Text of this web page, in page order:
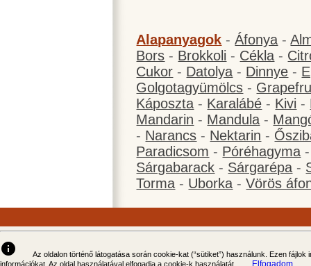
Alapanyagok -Áfonya -
Bors - Brokkoli - Cékla -
Cukor - Datolya - Dinnye -
Golgotagyümölcs -
Káposzta - Karalábé - Kivi -
Mandarin - Mandula -
- Narancs - Nektarin -
Paradicsom - Póréhagyma
Sárgabarack - Sárgarépa -
Torma - Uborka -Vörös
info
Az oldalon történő látogatása során cookie-kat (“sütiket”) használunk. Ezen
információkat. Az oldal használatával elfogadja a cookie-k használatát.
Elfogadom